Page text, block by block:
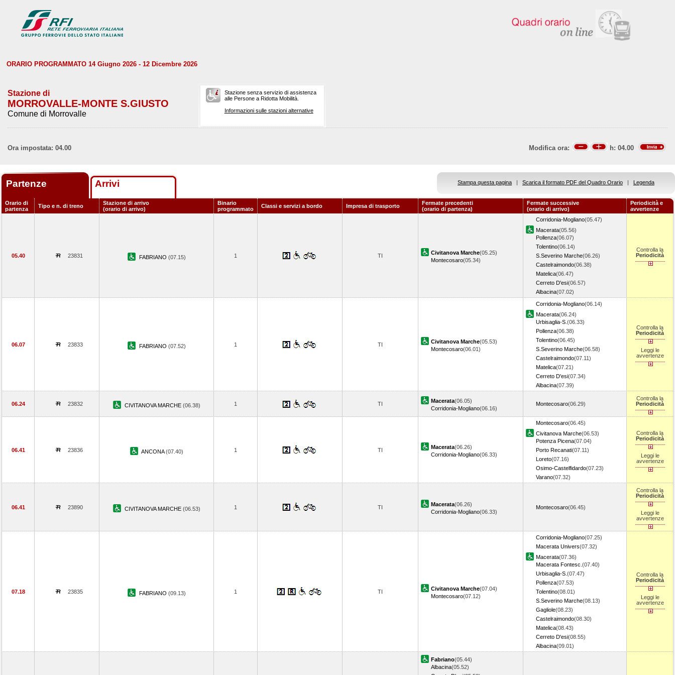
ORARIO PROGRAMMATO 14 Giugno 2026 - 12 Dicembre 2026
Stazione di
MORROVALLE-MONTE S.GIUSTO
Comune di Morrovalle
Stazione senza servizio di assistenza
alle Persone a Ridotta Mobilità.
Informazioni sulle stazioni alternative
Ora impostata: 04.00 Modifica ora: h: 04.00
Partenze Arrivi Stampa questa pagina | Scarica il formato PDF del Quadro Orario | Legenda
Orario di
partenza
Tipo e n. di treno
Stazione di arrivo
(orario di arrivo)
Binario
programmato
Classi e servizi a bordo Impresa di trasporto
Fermate precedenti
(orario di partenza)
Fermate successive
(orario di arrivo)
Periodicità e
avvertenze
05.40 23831 FABRIANO (07.15) 1 TI Civitanova Marche(05.25)
Montecosaro(05.34)
Corridonia-Mogliano(05.47)
Macerata(05.56)
Pollenza(06.07)
Tolentino(06.14)
S.Severino Marche(06.26)
Castelraimondo(06.38)
Matelica(06.47)
Cerreto D'esi(06.57)
Albacina(07.02)
Controlla la
Periodicità
06.07 23833 FABRIANO (07.52) 1 TI Civitanova Marche(05.53)
Montecosaro(06.01)
Corridonia-Mogliano(06.14)
Macerata(06.24)
Urbisaglia-S. (06.33)
Pollenza(06.38)
Tolentino(06.45)
S.Severino Marche(06.58)
Castelraimondo(07.11)
Matelica(07.21)
Cerreto D'esi(07.34)
Albacina(07.39)
Controlla la
Periodicità
Leggi le
avvertenze
06.24 23832 CIVITANOVA MARCHE (06.38) 1 TI Macerata(06.05)
Corridonia-Mogliano(06.16)
Montecosaro(06.29)
Controlla la
Periodicità
06.41 23836 ANCONA(07.40) 1 TI Macerata(06.26)
Corridonia-Mogliano(06.33)
Montecosaro(06.45)
Civitanova Marche(06.53)
Potenza Picena(07.04)
Porto Recanati(07.11)
Loreto(07.16)
Osimo-Castelfidardo(07.23)
Varano(07.32)
Controlla la
Periodicità
Leggi le
avvertenze
06.41 23890 CIVITANOVA MARCHE (06.53) 1 TI Macerata(06.26)
Corridonia-Mogliano(06.33)
Montecosaro(06.45)
Controlla la
Periodicità
Leggi le
avvertenze
07.18 23835 FABRIANO (09.13) 1 TI Civitanova Marche(07.04)
Montecosaro(07.12)
Corridonia-Mogliano(07.25)
Macerata Univers(07.32)
Macerata(07.36)
Macerata Fontesc. (07.40)
Urbisaglia-S. (07.47)
Pollenza(07.53)
Tolentino(08.01)
S.Severino Marche(08.13)
Gagliole(08.23)
Castelraimondo(08.30)
Matelica(08.43)
Cerreto D'esi(08.55)
Albacina(09.01)
Controlla la
Periodicità
Leggi le
avvertenze
Fabriano(05.44)
Albacina(05.52)